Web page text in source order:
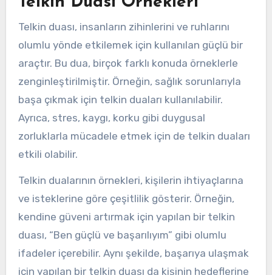
Telkin duası, insanların zihinlerini ve ruhlarını
olumlu yönde etkilemek için kullanılan güçlü bir
araçtır. Bu dua, birçok farklı konuda örneklerle
zenginleştirilmiştir. Örneğin, sağlık sorunlarıyla
başa çıkmak için telkin duaları kullanılabilir.
Ayrıca, stres, kaygı, korku gibi duygusal
zorluklarla mücadele etmek için de telkin duaları
etkili olabilir.
Telkin dualarının örnekleri, kişilerin ihtiyaçlarına
ve isteklerine göre çeşitlilik gösterir. Örneğin,
kendine güveni artırmak için yapılan bir telkin
duası, “Ben güçlü ve başarılıyım” gibi olumlu
ifadeler içerebilir. Aynı şekilde, başarıya ulaşmak
için yapılan bir telkin duası da kişinin hedeflerine